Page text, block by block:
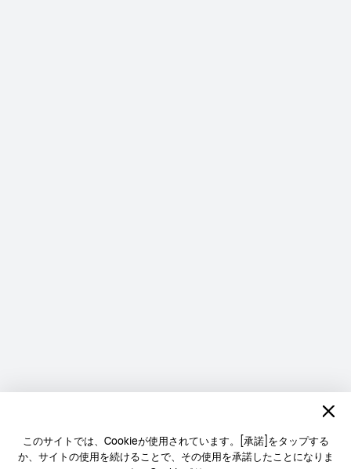
このサイトでは、Cookieが使用されています。[承諾]をタップする
か、サイトの使用を続けることで、その使用を承諾したことになりま